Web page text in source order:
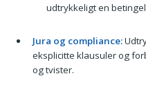
udtrykkeligt en
Jura og compliance:
eksplicitte klausuler og
og tvister.